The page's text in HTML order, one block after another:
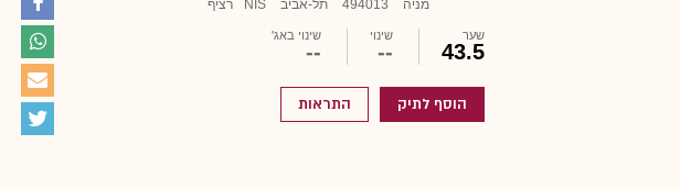
מניה
494013 תל-אביב NIS רציף
שער
43.5
שינוי
--
שינוי באג'
--
הוסף לתיק התראות